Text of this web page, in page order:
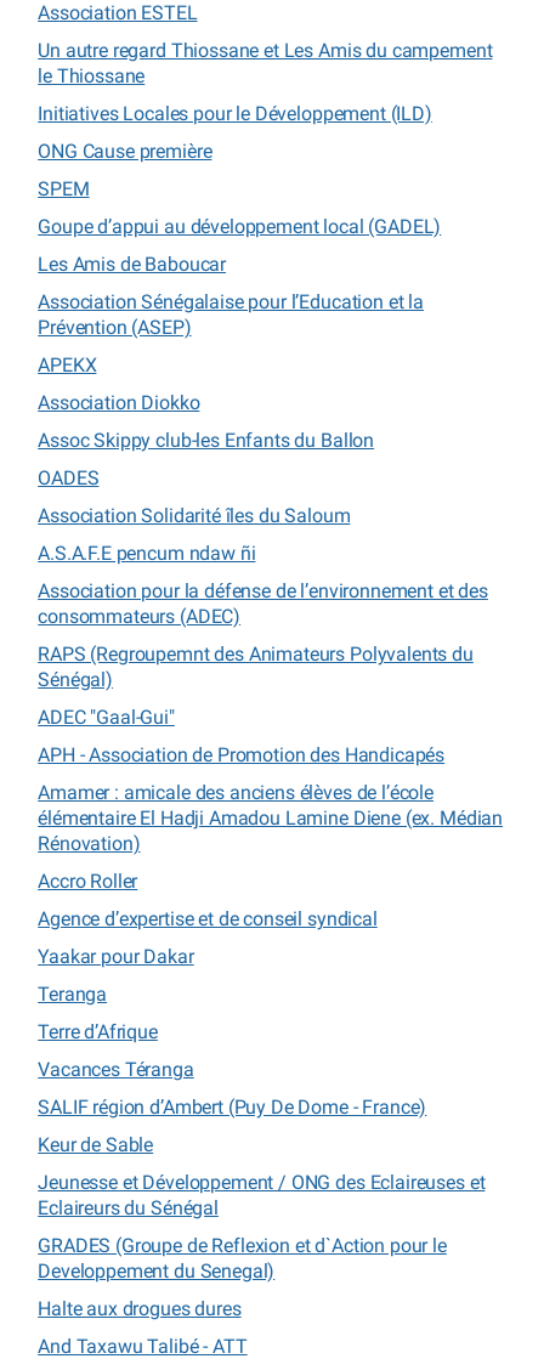
Association ESTEL
Un autre regard Thiossane et Les Amis du campement
le Thiossane
Initiatives Locales pour le Développement (ILD)
ONG Cause première
SPEM
Goupe d’appui au développement local (GADEL)
Les Amis de Baboucar
Association Sénégalaise pour l’Education et la
Prévention (ASEP)
APEKX
Association Diokko
Assoc Skippy club-les Enfants du Ballon
OADES
Association Solidarité îles du Saloum
A.S.A.F.E pencum ndaw ñi
Association pour la défense de l’environnement et des
consommateurs (ADEC)
RAPS (Regroupemnt des Animateurs Polyvalents du
Sénégal)
ADEC "Gaal-Gui"
APH - Association de Promotion des Handicapés
Amamer : amicale des anciens élèves de l’école
élémentaire El Hadji Amadou Lamine Diene (ex. Médian
Rénovation)
Accro Roller
Agence d’expertise et de conseil syndical
Yaakar pour Dakar
Teranga
Terre d’Afrique
Vacances Téranga
SALIF région d’Ambert (Puy De Dome - France)
Keur de Sable
Jeunesse et Développement / ONG des Eclaireuses et
Eclaireurs du Sénégal
GRADES (Groupe de Reflexion et d`Action pour le
Developpement du Senegal)
Halte aux drogues dures
And Taxawu Talibé - ATT